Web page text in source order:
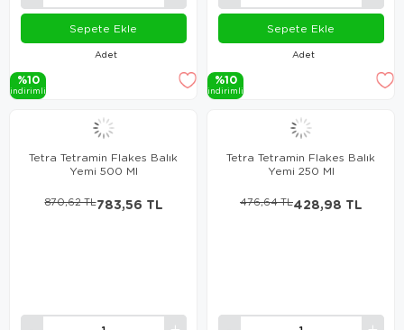
Adet
Sepete Ekle
%10
i̇ndi̇ri̇mli̇
Adet
Sepete Ekle
%10
i̇ndi̇ri̇mli̇
Tetra Tetramin Flakes Balık
Yemi 500 Ml
783,56 TL
870,62 TL
Tetra Tetramin Flakes Balık
Yemi 250 Ml
428,98 TL
476,64 TL